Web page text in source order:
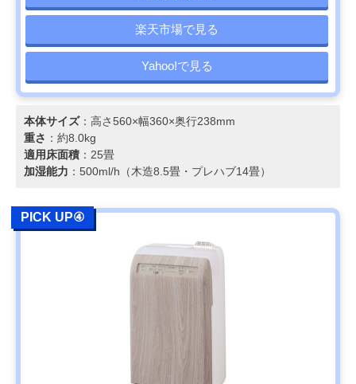
楽天市場で見る
Yahoo!で見る
本体サイズ：高さ560×幅360×奥行238mm
重さ ：約8.0kg
適用床面積 ：25畳
加湿能力 ：500ml/h（木造8.5畳・プレハブ14畳）
PICK UP④